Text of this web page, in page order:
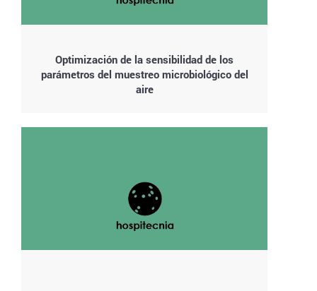
Optimización de la sensibilidad de los
parámetros del muestreo microbiológico del
aire